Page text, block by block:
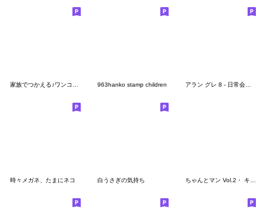
963hanko stamp children アラン グレ 8 - 日常会話スタンプ
時々メガネ、たまにネコ 白うさぎの気持ち ちゃんとマン Vol.2・ キンダーブック公式